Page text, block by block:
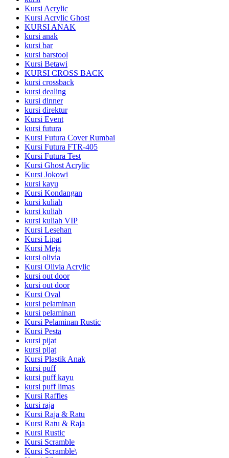
Kursi Acrylic
Kursi Acrylic Ghost
KURSI ANAK
kursi anak
kursi bar
kursi barstool
Kursi Betawi
KURSI CROSS BACK
kursi crossback
kursi dealing
kursi dinner
kursi direktur
Kursi Event
kursi futura
Kursi Futura Cover Rumbai
Kursi Futura FTR-405
Kursi Futura Test
Kursi Ghost Acrylic
Kursi Jokowi
kursi kayu
Kursi Kondangan
kursi kuliah
kursi kuliah
kursi kuliah VIP
Kursi Lesehan
Kursi Lipat
Kursi Meja
kursi olivia
Kursi Olivia Acrylic
kursi out door
kursi out door
Kursi Oval
kursi pelaminan
kursi pelaminan
Kursi Pelaminan Rustic
Kursi Pesta
kursi pijat
kursi pijat
Kursi Plastik Anak
kursi puff
kursi puff kayu
kursi puff limas
Kursi Raffles
kursi raja
Kursi Raja & Ratu
Kursi Ratu & Raja
Kursi Rustic
Kursi Scramble
Kursi Scramble\